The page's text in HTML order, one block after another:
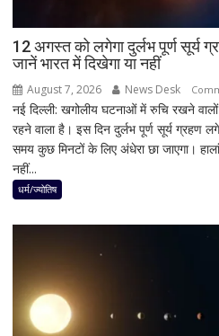
12 अगस्त को लगेगा दुर्लभ पूर्ण सूर्य
जानें भारत में दिखेगा या नहीं
August 7, 2026 News Desk
नई दिल्ली: खगोलीय घटनाओं में रुचि रखने
रहने वाला है। इस दिन दुर्लभ पूर्ण सूर्य ग्रहण
समय कुछ मिनटों के लिए अंधेरा छा जाएगा।
नहीं...
धर्म/ज्योतिष